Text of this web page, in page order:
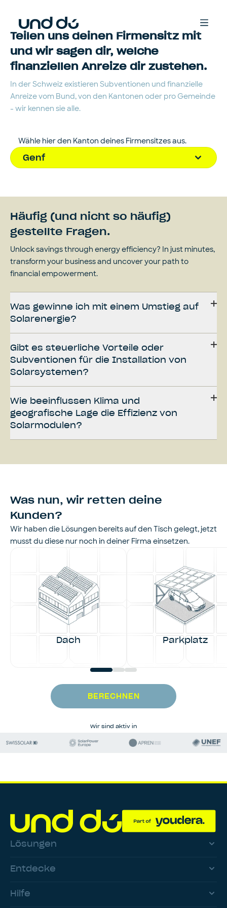
Teilen uns deinen Firmensitz mit
und wir sagen dir, welche
finanziellen Anreize dir zustehen.
In der Schweiz existieren Subventionen und finanzielle
Anreize vom Bund, von den Kantonen oder pro Gemeinde
- wir kennen sie alle.
Wähle hier den Kanton deines Firmensitzes aus.
Genf
Häufig (und nicht so häufig)
gestellte Fragen.
Unlock savings through energy efficiency? In just minutes,
transform your business and uncover your path to
financial empowerment.
Was gewinne ich mit einem Umstieg auf
Solarenergie?
Gibt es steuerliche Vorteile oder
Subventionen für die Installation von
Solarsystemen?
Wie beeinflussen Klima und
geografische Lage die Effizienz von
Solarmodulen?
Was nun, wir retten deine
Kunden?
Wir haben die Lösungen bereits auf den Tisch gelegt, jetzt
musst du diese nur noch in deiner Firma einsetzen.
Dach Parkplatz
BERECHNEN
Wir sind aktiv in
Lösungen
Entdecke
Hilfe